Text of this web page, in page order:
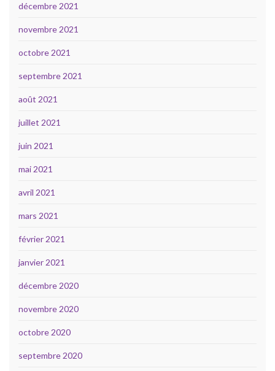
décembre 2021
novembre 2021
octobre 2021
septembre 2021
août 2021
juillet 2021
juin 2021
mai 2021
avril 2021
mars 2021
février 2021
janvier 2021
décembre 2020
novembre 2020
octobre 2020
septembre 2020